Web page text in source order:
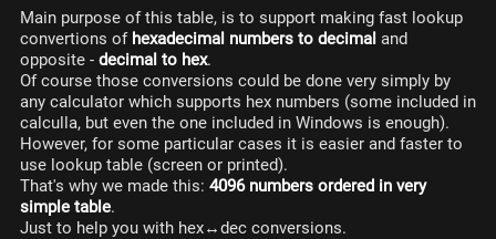
Main purpose of this table, is to support making fast lookup
convertions of hexadecimal numbers to decimal and
opposite - decimal to hex.
Of course those conversions could be done very simply by
any calculator which supports hex numbers (some included in
calculla, but even the one included in Windows is enough).
However, for some particular cases it is easier and faster to
use lookup table (screen or printed).
That's why we made this: 4096 numbers ordered in very
simple table.
Just to help you with hex↔dec conversions.